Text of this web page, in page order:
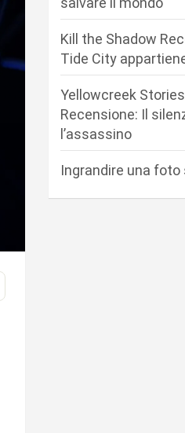
Kill the Shadow
Tide City
Yellowcreek
Recensione: Il
l’assassino
Ingrandire una